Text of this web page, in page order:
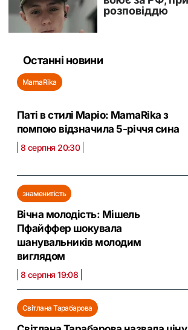
Останні новини
MamaRika
Паті в стилі Маріо: MamaRika з
помпою відзначила 5-річчя сина
8 серпня 20:30
знаменитість
Вічна молодість: Мішель
Пфайффер шокувала
шанувальників молодим
виглядом
8 серпня 19:08
Світлана Тарабарова